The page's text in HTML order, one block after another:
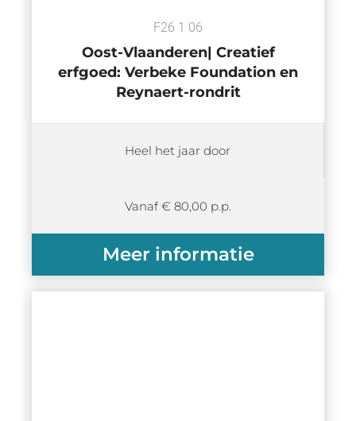
F26 1 06
Oost-Vlaanderen| Creatief
erfgoed: Verbeke Foundation en
Reynaert-rondrit
Heel het jaar door
Vanaf € 80,00 p.p.
Meer informatie